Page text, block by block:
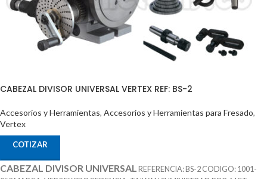
CABEZAL DIVISOR UNIVERSAL VERTEX REF: BS-2
Accesorios y Herramientas, Accesorios y Herramientas para Fresado,
Vertex
COTIZAR
CABEZAL DIVISOR UNIVERSAL REFERENCIA: BS-2 CODIGO: 1001-